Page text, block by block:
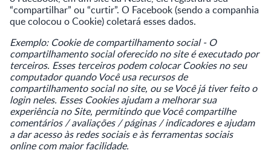
“compartilhar” ou “curtir”. O Facebook (sendo a companhia
que colocou o Cookie) coletará esses dados.
Exemplo: Cookie de compartilhamento social - O
compartilhamento social oferecido no site é executado por
terceiros. Esses terceiros podem colocar Cookies no seu
computador quando Você usa recursos de
compartilhamento social no site, ou se Você já tiver feito o
login neles. Esses Cookies ajudam a melhorar sua
experiência no Site, permitindo que Você compartilhe
comentários / avaliações / páginas / indicadores e ajudam
a dar acesso às redes sociais e às ferramentas sociais
online com maior facilidade.